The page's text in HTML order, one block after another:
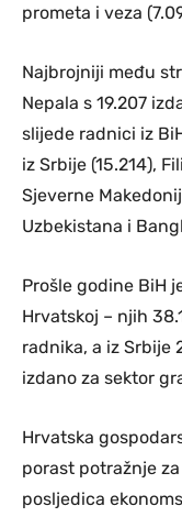
prometa i veza
Najbrojniji među
Nepala s 19.207
slijede radnici iz
iz Srbije (15.214),
Sjeverne
Uzbekistana i
Prošle godine BiH
Hrvatskoj – njih
radnika, a iz Srbije
izdano za sektor
Hrvatska
porast potražnje
posljedica